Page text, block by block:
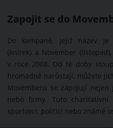
Zapojit se do
Do kampaně, jejíž název je
(knírek) a November
v roce 2008. Od té doby
hromadně narůstají, můžete
Movemberu se zapojují nejen
nebo firmy. Tuto
sportovci, politici nebo známé